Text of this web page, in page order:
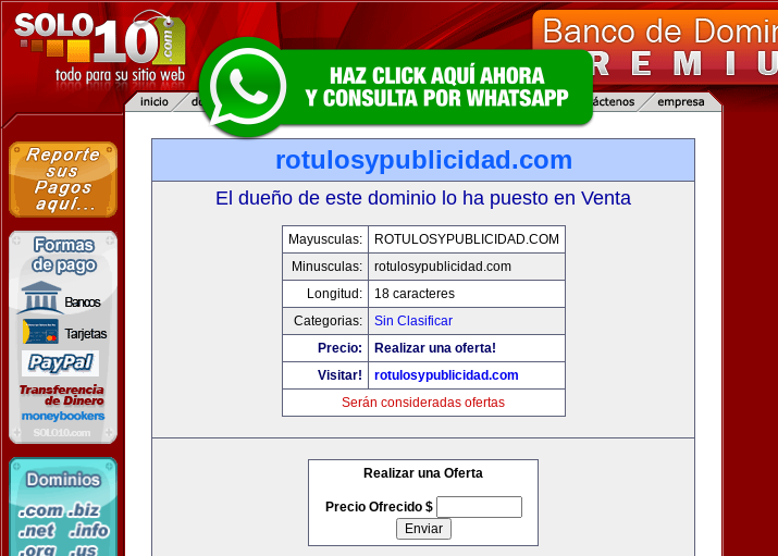
rotulosypublicidad.com
El dueño de este dominio lo ha puesto en Venta
Mayusculas:
ROTULOSYPUBLICIDAD.COM
Minusculas:
rotulosypublicidad.com
Longitud:
18 caracteres
Categorias:
Sin Clasificar
Precio:
Realizar una oferta!
Visitar!
rotulosypublicidad.com
Serán consideradas ofertas
Realizar una Oferta
Precio Ofrecido $